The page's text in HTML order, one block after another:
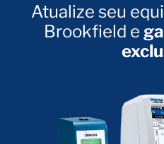
Atualize seu
Brookfield e